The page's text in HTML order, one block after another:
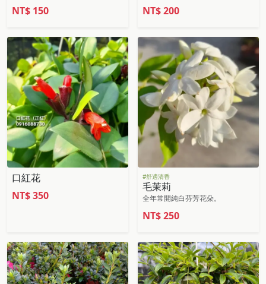
NT$ 150
NT$200
口紅花
NT$350
#舒適清香
毛茉莉
全年常開純白芬芳花朵。
NT$250